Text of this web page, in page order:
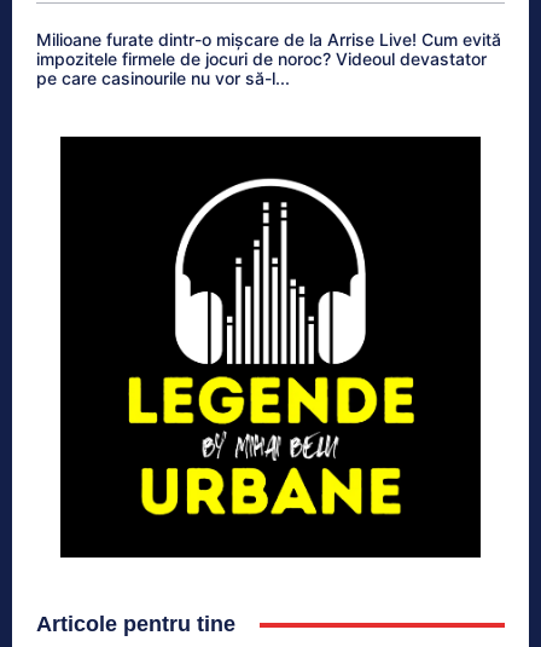
Milioane furate dintr-o mișcare de la Arrise Live! Cum evită
impozitele firmele de jocuri de noroc? Videoul devastator
pe care casinourile nu vor să-l...
Articole pentru tine